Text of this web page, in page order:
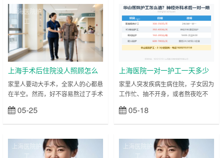
父亲的自尊心和隐私观念极强，在病
床上非常排斥女性陪护人员帮其翻身
擦洗、更换尿布、或者整理导尿管，
甚至因为害羞而强行憋尿憋便，导致
病情加重；而家里的女儿、儿媳想要
搭手，又因为体力有限，根本抱不动
150多斤、完全无……
要面临高强度的夜间陪护，几天下来
整个人就会累瘫。 这时候，请一个
专业的上海医院一对一护工成了很多
家庭的刚需。然而，很多第一次经历
家人住院的家属往往一头雾水：医院
里物业推荐的一对多护工靠谱吗？如
果想请全天24小时……
上海医院护
工
上海手术后住院没人照顾怎么
办？24小时专业医院一对一护
工特护
家里人要动大手术，全家人的心都悬
在半空。然而，好不容易熬过了手术
到力不从心。手术后的前三天至关重
要：各种输液滴注不能断人、身上插
后患者疼得整夜睡不着、咳嗽咳不
出、翻身怕拉扯伤口…… 面对这种
05-25
上海医院护
工
上海医院一对一护工一天多少
钱？24小时住院陪护收费标准
家里人突发疾病生病住院，子女因为
工作忙、抽不开身，或者熬夜吃不
对一护工成了迫在眉睫的需求。但
是，很多家属最关心、也最迷茫的问
一天？ 市场上有没有隐形消费？ 今
天，上海爱之缘家政服务有限公司就
05-18
上海医院护
上海医院护